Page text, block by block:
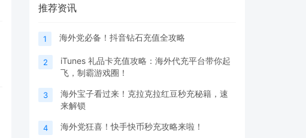
推荐资讯
1 海外党必备！抖音钻石充值全攻略
2
iTunes 礼品卡充值攻略：海外代充平台带你起
飞，制霸游戏圈！
3
海外宝子看过来！克拉克拉红豆秒充秘籍，速
来解锁
4 海外党狂喜！快手快币秒充攻略来啦！